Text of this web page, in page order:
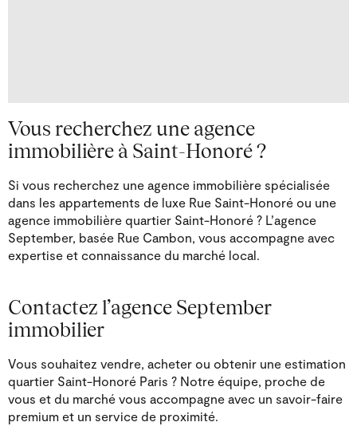
Vous recherchez une agence
immobilière à Saint-Honoré ?
Si vous recherchez une agence immobilière spécialisée
dans les appartements de luxe Rue Saint-Honoré ou une
agence immobilière quartier Saint-Honoré ? L’agence
September, basée Rue Cambon, vous accompagne avec
expertise et connaissance du marché local.
Contactez l’agence September
immobilier
Vous souhaitez vendre, acheter ou obtenir une estimation
quartier Saint-Honoré Paris ? Notre équipe, proche de
vous et du marché vous accompagne avec un savoir-faire
premium et un service de proximité.